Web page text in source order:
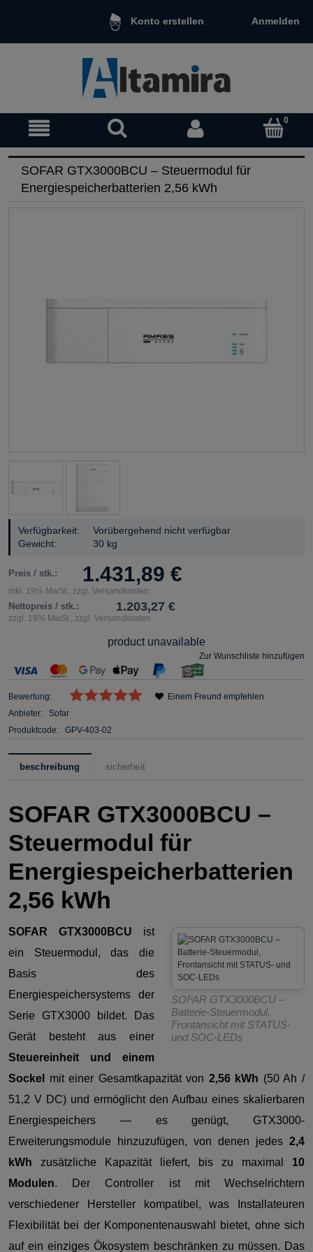
Konto erstellen Anmelden
SOFAR GTX3000BCU – Steuermodul für
Energiespeicherbatterien 2,56 kWh
Verfügbarkeit:
Vorübergehend nicht verfügbar
Gewicht:
30 kg
Preis / stk.: 1.431,89 €
inkl. 19% MwSt., zzgl. Versandkosten
Nettopreis / stk.: 1.203,27 €
zzgl. 19% MwSt., zzgl. Versandkosten
product unavailable
Zur Wunschliste hinzufügen
Bewertung:
Anbieter:
Sofar
Produktcode:
GPV-403-02
Einem Freund empfehlen
beschreibung sicherheit
SOFAR GTX3000BCU –
Steuermodul für
Energiespeicherbatterien
2,56 kWh
SOFAR GTX3000BCU –
Batterie-Steuermodul,
Frontansicht mit STATUS-
und SOC-LEDs
SOFAR GTX3000BCU ist
ein Steuermodul, das die
Basis des
Energiespeichersystems der
Serie GTX3000 bildet. Das
Gerät besteht aus einer
Steuereinheit und einem
Sockel
mit einer Gesamtkapazität von 2,56 kWh (50 Ah /
51,2 V DC) und ermöglicht den Aufbau eines skalierbaren
Energiespeichers — es genügt, GTX3000-
Erweiterungsmodule hinzuzufügen, von denen jedes 2,4
kWh zusätzliche Kapazität liefert, bis zu maximal 10
Modulen. Der Controller ist mit Wechselrichtern
verschiedener Hersteller kompatibel, was Installateuren
Flexibilität bei der Komponentenauswahl bietet, ohne sich
auf ein einziges Ökosystem beschränken zu müssen. Das